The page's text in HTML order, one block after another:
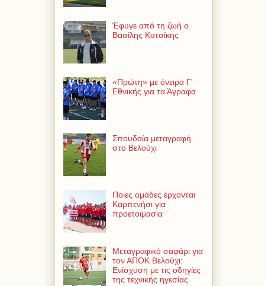
Έφυγε από τη ζωή ο
Βασίλης Κατσίκης
«Πρώτη» με όνειρα Γ'
Εθνικής για τα Άγραφα
Σπουδαία μεταγραφή
στο Βελούχι
Ποιες ομάδες έρχονται
Καρπενήσι για
προετοιμασία
Μεταγραφικό σαφάρι για
τον ΑΠΟΚ Βελούχι:
Ενίσχυση με τις οδηγίες
της τεχνικής ηγεσίας